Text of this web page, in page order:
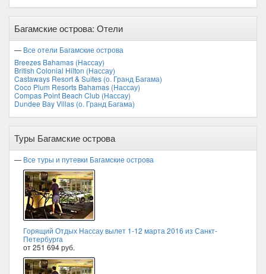
Багамские острова: Отели
— Все отели Багамские острова
Breezes Bahamas (Нассау)
British Colonial Hilton (Нассау)
Castaways Resort & Suites (о. Гранд Багама)
Coco Plum Resorts Bahamas (Нассау)
Compas Point Beach Club (Нассау)
Dundee Bay Villas (о. Гранд Багама)
Туры Багамские острова
— Все туры и путевки Багамские острова
Горящий Отдых Нассау вылет 1-12 марта 2016 из Санкт-
Петербурга
от 251 694 руб.